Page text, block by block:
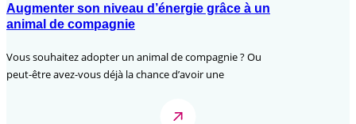
Augmenter son niveau d’énergie grâce à un
animal de compagnie
Vous souhaitez adopter un animal de compagnie ? Ou
peut-être avez-vous déjà la chance d’avoir une